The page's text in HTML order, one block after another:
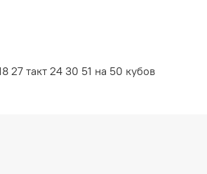
27 такт 24 30 51 на 50 кубов